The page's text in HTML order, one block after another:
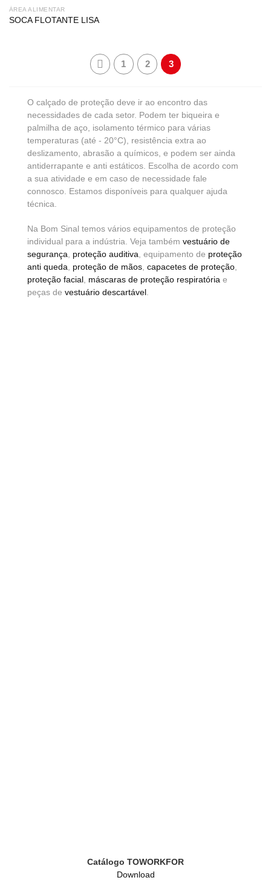
ÁREA ALIMENTAR
SOCA FLOTANTE LISA
1 2 3
O calçado de proteção deve ir ao encontro das
necessidades de cada setor. Podem ter biqueira e
palmilha de aço, isolamento térmico para várias
temperaturas (até - 20°C), resistência extra ao
deslizamento, abrasão a químicos, e podem ser ainda
antiderrapante e anti estáticos. Escolha de acordo com
a sua atividade e em caso de necessidade fale
connosco. Estamos disponíveis para qualquer ajuda
técnica.
Na Bom Sinal temos vários equipamentos de proteção
individual para a indústria. Veja também vestuário de
segurança
proteção auditiva , equipamento de proteção
anti queda
proteção de mãos capacetes de proteção
proteção facial máscaras de proteção respiratória e
peças de vestuário descartável
Catálogo TOWORKFOR
Download